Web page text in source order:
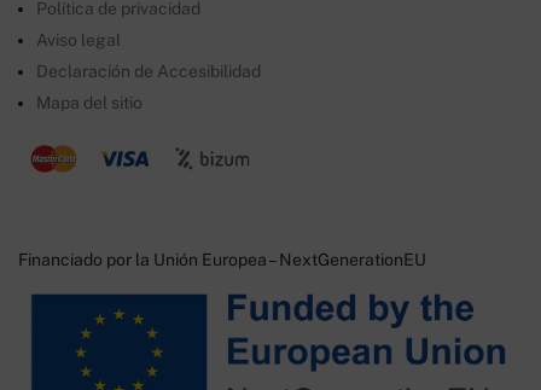
Política de privacidad
Aviso legal
Declaración de Accesibilidad
Mapa del sitio
Financiado por la Unión Europea – NextGenerationEU